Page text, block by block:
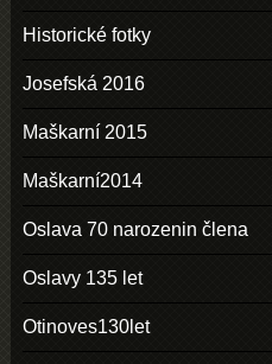
Historické fotky
Josefská 2016
Maškarní 2015
Maškarní2014
Oslava 70 narozenin člena
Oslavy 135 let
Otinoves130let